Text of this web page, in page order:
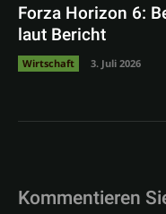
Forza Horizon 6:
laut Bericht
Wirtschaft 3. Juli 2026
Kommentieren